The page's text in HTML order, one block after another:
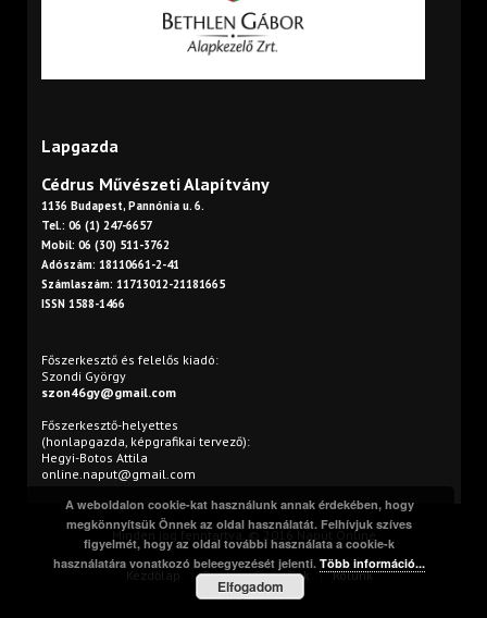
Lapgazda
Cédrus Művészeti Alapítvány
1136 Budapest, Pannónia u. 6.
Tel.: 06 (1) 247-6657
Mobil: 06 (30) 511-3762
Adószám: 18110661-2-41
Számlaszám: 11713012-21181665
ISSN 1588-1466
Főszerkesztő és felelős kiadó:
Szondi György
szon46gy@gmail.com
Főszerkesztő-helyettes
(honlapgazda, képgrafikai tervező):
Hegyi-Botos Attila
online.naput@gmail.com
Minden jog fenntartva. © 2016 Napút Online
Kezdőlap Print Szerzőink Rólunk
A weboldalon cookie-kat használunk annak érdekében, hogy
megkönnyítsük Önnek az oldal használatát. Felhívjuk szíves
figyelmét, hogy az oldal további használata a cookie-k
használatára vonatkozó beleegyezését jelenti.Több információ...
Elfogadom